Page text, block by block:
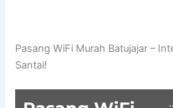
Pasang WiFi Murah Batujajar –
Santai!